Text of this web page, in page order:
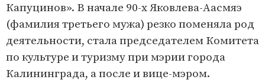
Капуцинов». В начале 90-х Яковлева-Аасмяэ
(фамилия третьего мужа) резко поменяла род
деятельности, стала председателем Комитета
по культуре и туризму при мэрии города
Калининграда, а после и вице-мэром.